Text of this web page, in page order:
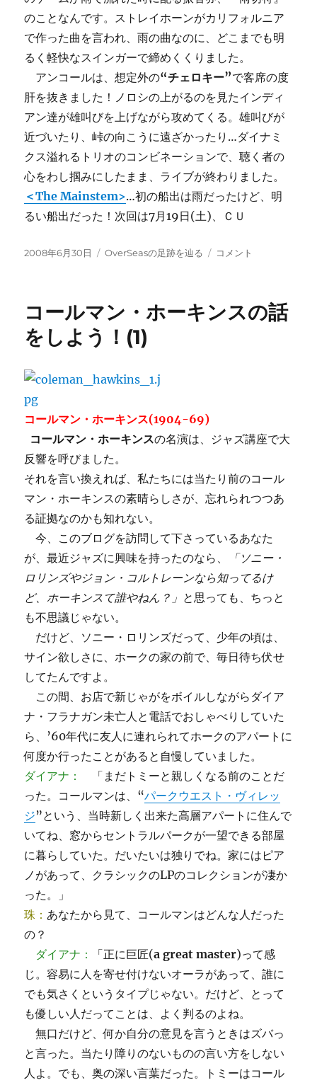
のことなんです。ストレイホーンがカリフォルニア
で作った曲を言われ、雨の曲なのに、どこまでも明
るく軽快なスインガーで締めくくりました。
アンコールは、想定外の“チェロキー”で客席の度
肝を抜きました！ノロシの上がるのを見たインディ
アン達が雄叫びを上げながら攻めてくる。雄叫びが
近づいたり、峠の向こうに遠ざかったり…ダイナミ
クス溢れるトリオのコンビネーションで、聴く者の
心をわし掴みにしたまま、ライブが終わりました。
＜The Mainstem>…初の船出は雨だったけど、明
るい船出だった！次回は7月19日(土)、ＣＵ
投
2008年6月30日
カ
ー
OverSeasの足跡を辿る
寺
の
コメント
コールマン・ホーキンスの話
をしよう！(1)
コールマン・ホーキンス(1904-69)
コールマン・ホーキンスの名演は、ジャズ講座で大
反響を呼びました。
それを言い換えれば、私たちには当たり前のコール
マン・ホーキンスの素晴らしさが、忘れられつつあ
る証拠なのかも知れない。
今、このブログを訪問して下さっているあなた
が、最近ジャズに興味を持ったのなら、
「ソニー・
ロリンズやジョン・コルトレーンなら知ってるけ
ど、ホーキンスて誰やねん？」 と思っても、ちっと
も不思議じゃない。
だけど、ソニー・ロリンズだって、少年の頃は、
サイン欲しさに、ホークの家の前で、毎日待ち伏せ
してたんですよ。
この間、お店で新じゃがをボイルしながらダイア
ナ・フラナガン未亡人と電話でおしゃべりしていた
ら、’60年代に友人に連れられてホークのアパートに
何度か行ったことがあると自慢していました。
ダイアナ：
「まだトミーと親しくなる前のことだ
った。コールマンは、“パークウエスト・ヴィレッ
ジ”という、当時新しく出来た高層アパートに住んで
いてね、窓からセントラルパークが一望できる部屋
に暮らしていた。だいたいは独りでね。家にはピア
ノがあって、クラシックのLPのコレクションが凄か
った。」
珠： あなたから見て、コールマンはどんな人だった
の？
ダイアナ：
「正に巨匠(a great master)って感
じ。容易に人を寄せ付けないオーラがあって、誰に
でも気さくというタイプじゃない。だけど、とって
も優しい人だってことは、よく判るのよね。
無口だけど、何か自分の意見を言うときはズバっ
と言った。当たり障りのないものの言い方をしない
人よ。でも、奥の深い言葉だった。トミーはコール